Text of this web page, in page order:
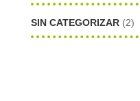
SIN CATEGORIZAR (2)